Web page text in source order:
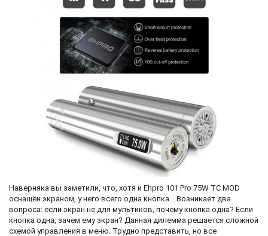
Наверняка вы заметили, что, хотя и Ehpro 101 Pro 75W TC MOD
оснащён экраном, у него всего одна кнопка... Возникает два
вопроса: если экран не для мультиков, почему кнопка одна? Если
кнопка одна, зачем ему экран? Данная дилемма решается сложной
схемой управления в меню. Трудно представить, но все